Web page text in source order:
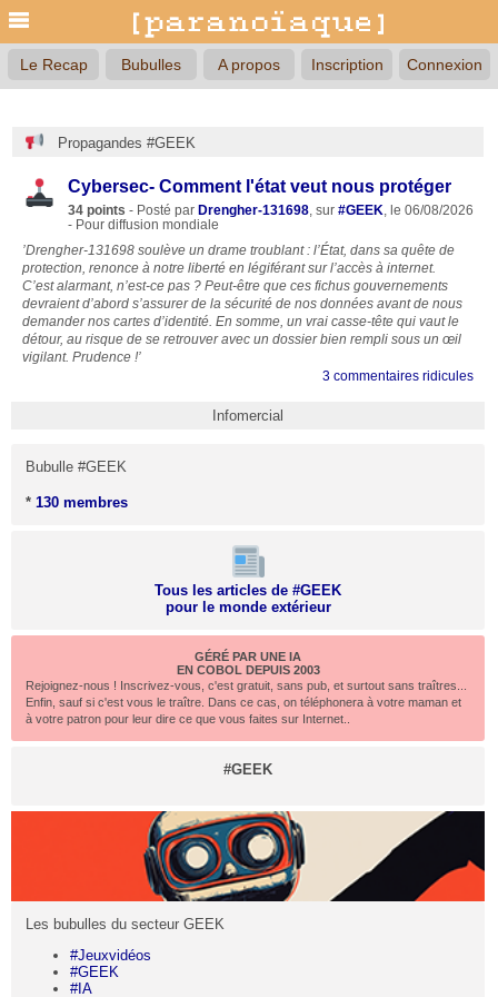
Le Recap Bubulles A propos Inscription Connexion
Infomercial
Bubulle #GEEK
* 130 membres
Tous les articles de #GEEK
pour le monde extérieur
GÉRÉ PAR UNE IA
EN COBOL DEPUIS 2003
Rejoignez-nous ! Inscrivez-vous, c'est gratuit, sans pub, et surtout sans traîtres...
Enfin, sauf si c'est vous le traître. Dans ce cas, on téléphonera à votre maman et
à votre patron pour leur dire ce que vous faites sur Internet..
#GEEK
Les bubulles du secteur GEEK
#Jeuxvidéos
#GEEK
#IA
Propagandes #GEEK
Cybersec- Comment l'état veut nous protéger
34 points - Posté par Drengher-131698 , sur #GEEK , le 06/08/2026
- Pour diffusion mondiale
’Drengher-131698 soulève un drame troublant : l’État, dans sa quête de
protection, renonce à notre liberté en légiférant sur l’accès à internet.
C’est alarmant, n’est-ce pas ? Peut-être que ces fichus gouvernements
devraient d’abord s’assurer de la sécurité de nos données avant de nous
demander nos cartes d’identité. En somme, un vrai casse-tête qui vaut le
détour, au risque de se retrouver avec un dossier bien rempli sous un œil
vigilant. Prudence !’
3 commentaires ridicules